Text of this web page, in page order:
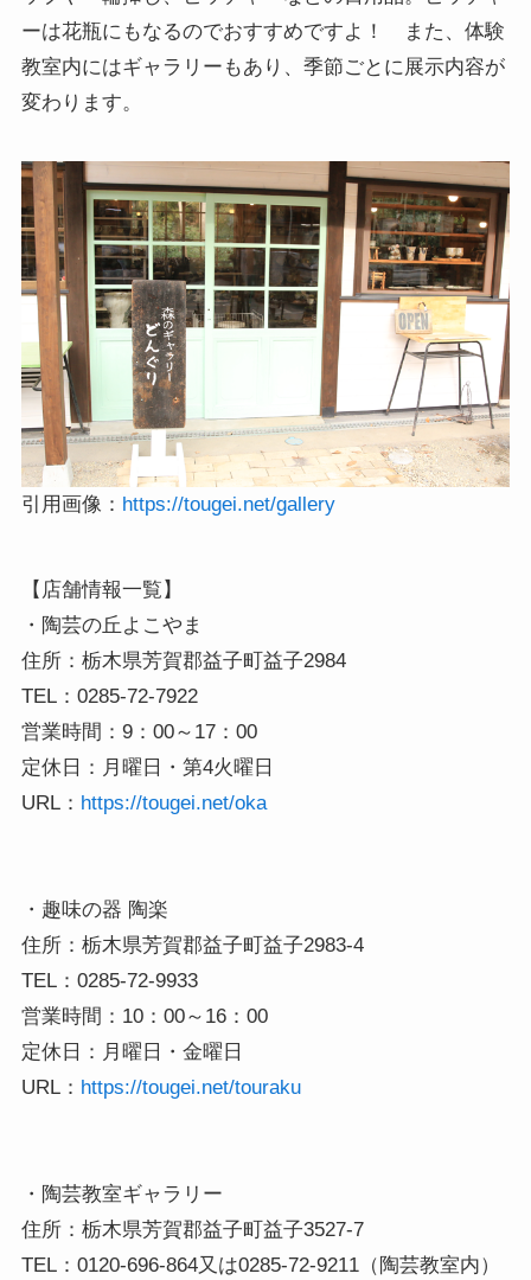
ーは花瓶にもなるのでおすすめですよ！ また、体験
教室内にはギャラリーもあり、季節ごとに展示内容が
変わります。
引用画像： https://tougei.net/gallery
【店舗情報一覧】
・陶芸の丘よこやま
住所：栃木県芳賀郡益子町益子2984
TEL：0285-72-7922
営業時間：9：00～17：00
定休日：月曜日・第4火曜日
URL： https://tougei.net/oka
・趣味の器 陶楽
住所：栃木県芳賀郡益子町益子2983-4
TEL：0285-72-9933
営業時間：10：00～16：00
定休日：月曜日・金曜日
URL： https://tougei.net/touraku
・陶芸教室ギャラリー
住所：栃木県芳賀郡益子町益子3527-7
TEL：0120-696-864又は0285-72-9211（陶芸教室内）